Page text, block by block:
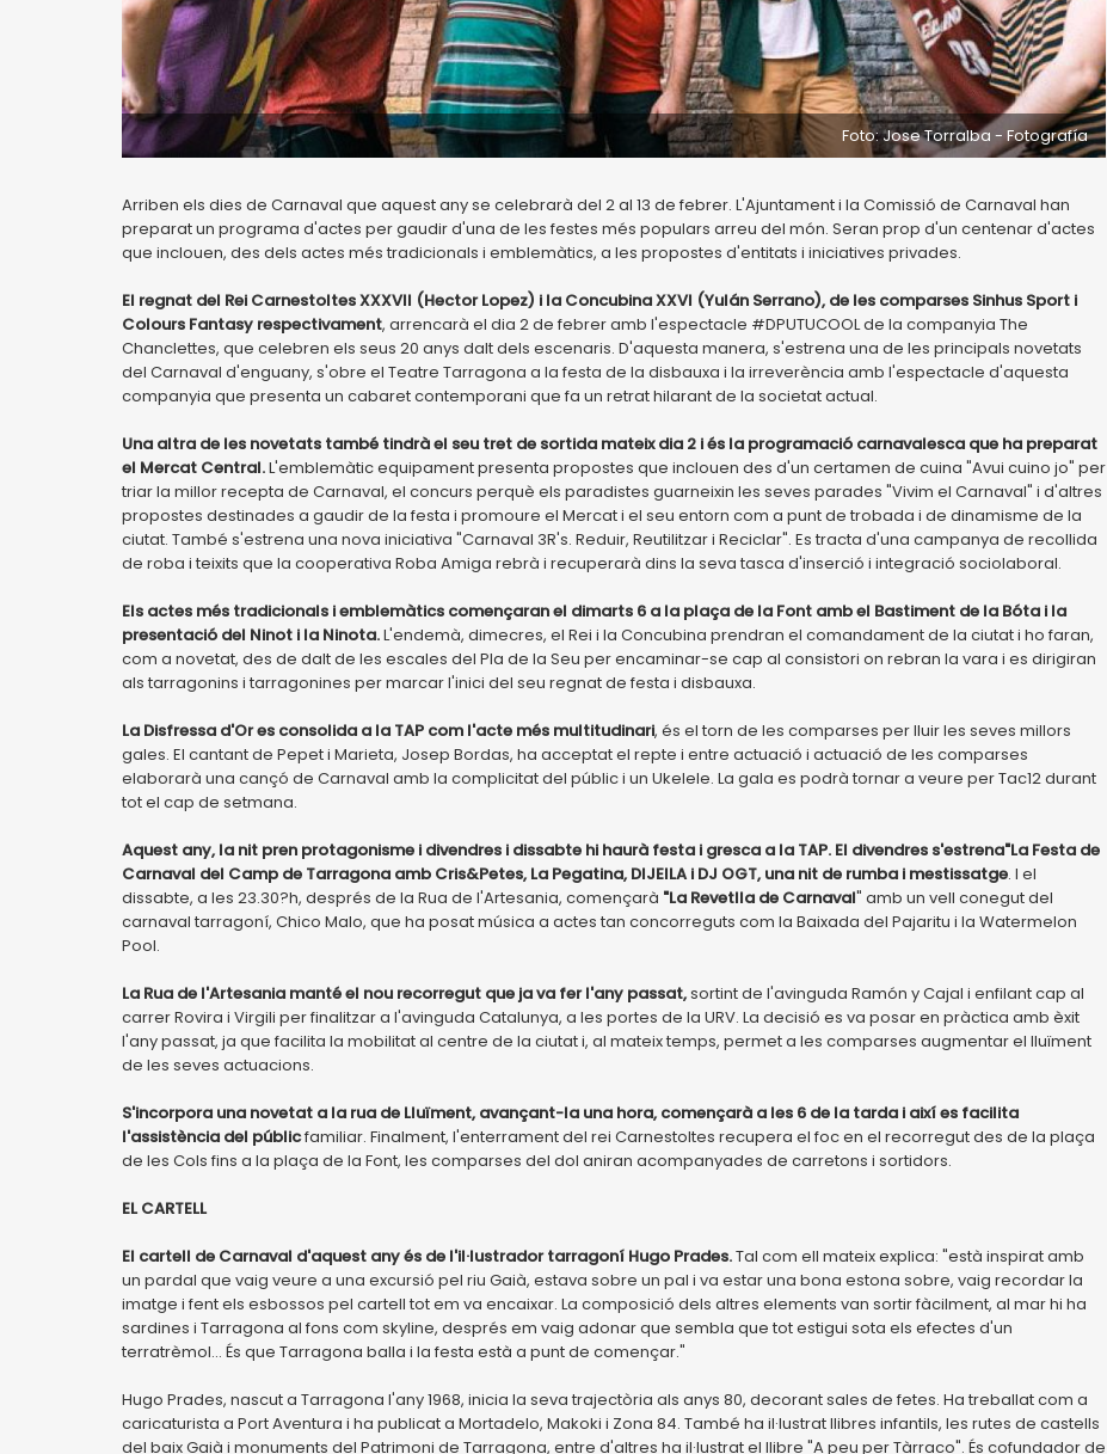
Foto: Jose Torralba - Fotografía
Arriben els dies de Carnaval que aquest any se celebrarà del 2 al 13 de febrer. L'Ajuntament i la Comissió de Carnaval han
preparat un programa d'actes per gaudir d'una de les festes més populars arreu del món. Seran prop d'un centenar d'actes
que inclouen, des dels actes més tradicionals i emblemàtics, a les propostes d'entitats i iniciatives privades.
El regnat del Rei Carnestoltes XXXVII (Hector Lopez) i la Concubina XXVI (Yulán Serrano), de les comparses Sinhus Sport i
Colours Fantasy respectivament, arrencarà el dia 2 de febrer amb l'espectacle #DPUTUCOOL de la companyia The
Chanclettes, que celebren els seus 20 anys dalt dels escenaris. D'aquesta manera, s'estrena una de les principals novetats
del Carnaval d'enguany, s'obre el Teatre Tarragona a la festa de la disbauxa i la irreverència amb l'espectacle d'aquesta
companyia que presenta un cabaret contemporani que fa un retrat hilarant de la societat actual.
Una altra de les novetats també tindrà el seu tret de sortida mateix dia 2 i és la programació carnavalesca que ha preparat
el Mercat Central.L'emblemàtic equipament presenta propostes que inclouen des d'un certamen de cuina "Avui cuino jo" per
triar la millor recepta de Carnaval, el concurs perquè els paradistes guarneixin les seves parades "Vivim el Carnaval" i d'altres
propostes destinades a gaudir de la festa i promoure el Mercat i el seu entorn com a punt de trobada i de dinamisme de la
ciutat. També s'estrena una nova iniciativa "Carnaval 3R's. Reduir, Reutilitzar i Reciclar". Es tracta d'una campanya de recollida
de roba i teixits que la cooperativa Roba Amiga rebrà i recuperarà dins la seva tasca d'inserció i integració sociolaboral.
Els actes més tradicionals i emblemàtics començaran el dimarts 6 a la plaça de la Font amb el Bastiment de la Bóta i la
presentació del Ninot i la Ninota.L'endemà, dimecres, el Rei i la Concubina prendran el comandament de la ciutat i ho faran,
com a novetat, des de dalt de les escales del Pla de la Seu per encaminar-se cap al consistori on rebran la vara i es dirigiran
als tarragonins i tarragonines per marcar l'inici del seu regnat de festa i disbauxa.
La Disfressa d'Or es consolida a la TAP com l'acte més multitudinari, és el torn de les comparses per lluir les seves millors
gales. El cantant de Pepet i Marieta, Josep Bordas, ha acceptat el repte i entre actuació i actuació de les comparses
elaborarà una cançó de Carnaval amb la complicitat del públic i un Ukelele. La gala es podrà tornar a veure per Tac12 durant
tot el cap de setmana.
Aquest any, la nit pren protagonisme i divendres i dissabte hi haurà festa i gresca a la TAP. El divendres s'estrena"La Festa de
Carnaval del Camp de Tarragona amb Cris&Petes, La Pegatina, DIJEILA i DJ OGT, una nit de rumba i mestissatge. I el
dissabte, a les 23.30?h, després de la Rua de l'Artesania, començarà "La Revetlla de Carnaval" amb un vell conegut del
carnaval tarragoní, Chico Malo, que ha posat música a actes tan concorreguts com la Baixada del Pajaritu i la Watermelon
Pool.
La Rua de l'Artesania manté el nou recorregut que ja va fer l'any passat,sortint de l'avinguda Ramón y Cajal i enfilant cap al
carrer Rovira i Virgili per finalitzar a l'avinguda Catalunya, a les portes de la URV. La decisió es va posar en pràctica amb èxit
l'any passat, ja que facilita la mobilitat al centre de la ciutat i, al mateix temps, permet a les comparses augmentar el lluïment
de les seves actuacions.
S'incorpora una novetat a la rua de Lluïment, avançant-la una hora, començarà a les 6 de la tarda i així es facilita
l'assistència del públicfamiliar. Finalment, l'enterrament del rei Carnestoltes recupera el foc en el recorregut des de la plaça
de les Cols fins a la plaça de la Font, les comparses del dol aniran acompanyades de carretons i sortidors.
EL CARTELL
El cartell de Carnaval d'aquest any és de l'il·lustrador tarragoní Hugo Prades.Tal com ell mateix explica: "està inspirat amb
un pardal que vaig veure a una excursió pel riu Gaià, estava sobre un pal i va estar una bona estona sobre, vaig recordar la
imatge i fent els esbossos pel cartell tot em va encaixar. La composició dels altres elements van sortir fàcilment, al mar hi ha
sardines i Tarragona al fons com skyline, després em vaig adonar que sembla que tot estigui sota els efectes d'un
terratrèmol... És que Tarragona balla i la festa està a punt de començar."
Hugo Prades, nascut a Tarragona l'any 1968, inicia la seva trajectòria als anys 80, decorant sales de fetes. Ha treballat com a
caricaturista a Port Aventura i ha publicat a Mortadelo, Makoki i Zona 84. També ha il·lustrat llibres infantils, les rutes de castells
del baix Gaià i monuments del Patrimoni de Tarragona, entre d'altres ha il·lustrat el llibre "A peu per Tàrraco". És cofundador de